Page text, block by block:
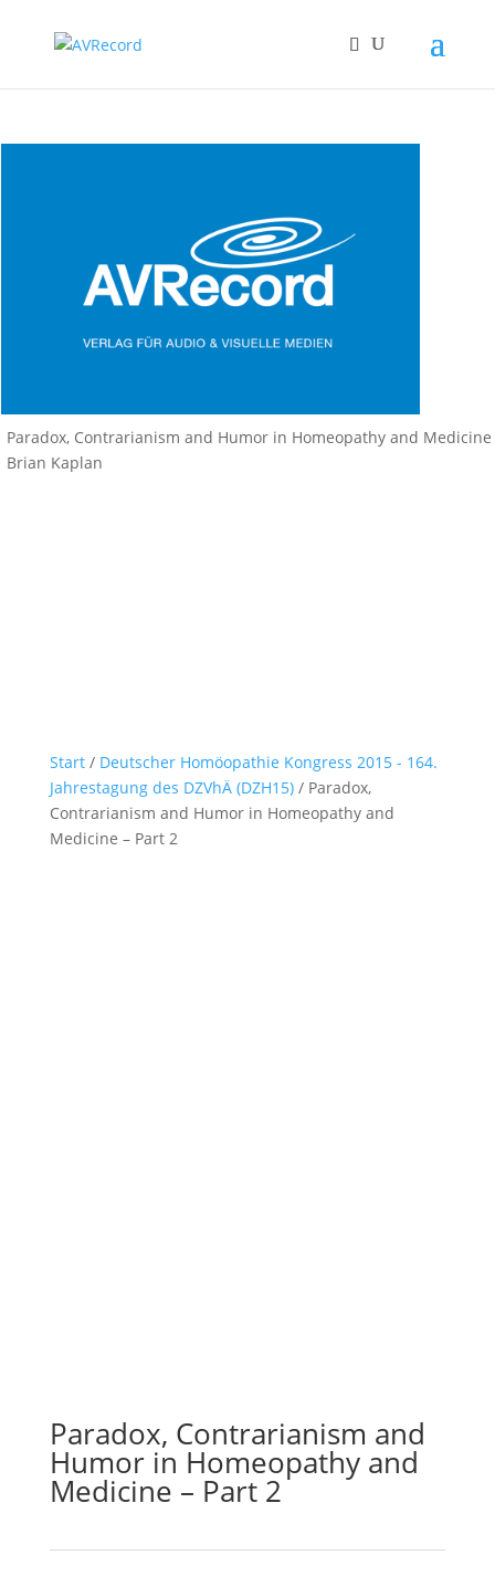
Paradox, Contrarianism and Humor in Homeopathy and Medicine
Brian Kaplan
Start/ Deutscher Homöopathie Kongress 2015 - 164.
Jahrestagung des DZVhÄ (DZH15)/ Paradox,
Contrarianism and Humor in Homeopathy and
Medicine – Part 2
Paradox, Contrarianism and
Humor in Homeopathy and
Medicine – Part 2